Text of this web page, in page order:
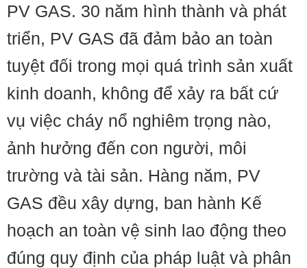
PV GAS. 30 năm hình thành và phát
triển, PV GAS đã đảm bảo an toàn
tuyệt đối trong mọi quá trình sản xuất
kinh doanh, không để xảy ra bất cứ
vụ việc cháy nổ nghiêm trọng nào,
ảnh hưởng đến con người, môi
trường và tài sản. Hàng năm, PV
GAS đều xây dựng, ban hành Kế
hoạch an toàn vệ sinh lao động theo
đúng quy định của pháp luật và phân